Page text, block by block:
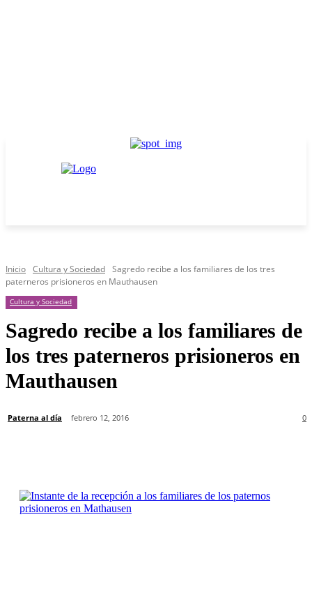
Inicio Cultura y Sociedad Sagredo recibe a los familiares de los tres
paterneros prisioneros en Mauthausen
Cultura y Sociedad
Sagredo recibe a los familiares de
los tres paterneros prisioneros en
Mauthausen
Paterna al día febrero 12, 2016 0